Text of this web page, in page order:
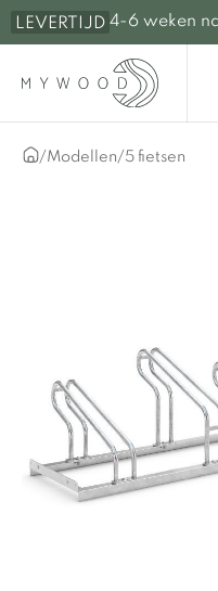
LEVERTIJD 4-6 weken
/Modellen/5 fietsen